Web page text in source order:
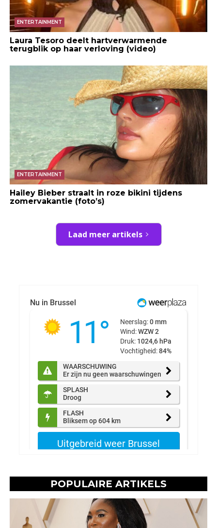
ENTERTAINMENT
Laura Tesoro deelt hartverwarmende
terugblik op haar verloving (video)
ENTERTAINMENT
Hailey Bieber straalt in roze bikini tijdens
zomervakantie (foto’s)
Laad meer artikels
POPULAIRE ARTIKELS